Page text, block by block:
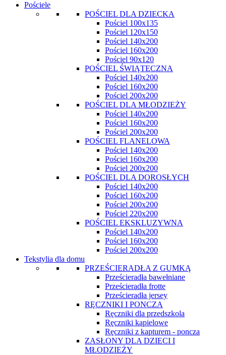
Pościele
POŚCIEL DLA DZIECKA
Pościel 100x135
Pościel 120x150
Pościel 140x200
Pościel 160x200
Pościel 90x120
POŚCIEL ŚWIĄTECZNA
Pościel 140x200
Pościel 160x200
Pościel 200x200
POŚCIEL DLA MŁODZIEŻY
Pościel 140x200
Pościel 160x200
Pościel 200x200
POŚCIEL FLANELOWA
Pościel 140x200
Pościel 160x200
Pościel 200x200
POŚCIEL DLA DOROSŁYCH
Pościel 140x200
Pościel 160x200
Pościel 200x200
Pościel 220x200
POŚCIEL EKSKLUZYWNA
Pościel 140x200
Pościel 160x200
Pościel 200x200
Tekstylia dla domu
PRZEŚCIERADŁA Z GUMKĄ
Prześcieradła bawełniane
Prześcieradła frotte
Prześcieradła jersey
RĘCZNIKI I PONCZA
Ręczniki dla przedszkola
Ręczniki kąpielowe
Ręczniki z kapturem - poncza
ZASŁONY DLA DZIECI I
MŁODZIEŻY